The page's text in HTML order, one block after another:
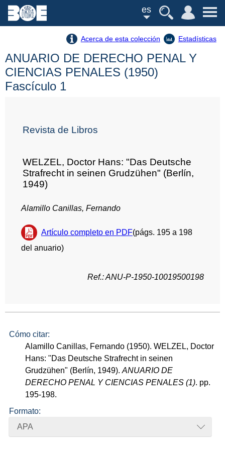
es
Acerca de esta colección Estadísticas
ANUARIO DE DERECHO PENAL Y
CIENCIAS PENALES (1950)
Fascículo 1
Revista de Libros
WELZEL, Doctor Hans: "Das Deutsche
Strafrecht in seinen Grudzühen" (Berlín,
1949)
Alamillo Canillas, Fernando
Artículo completo en PDF(págs. 195 a 198
del anuario)
Ref.: ANU-P-1950-10019500198
Cómo citar:
Alamillo Canillas, Fernando (1950). WELZEL, Doctor
Hans: "Das Deutsche Strafrecht in seinen
Grudzühen" (Berlín, 1949).ANUARIO DE
DERECHO PENAL Y CIENCIAS PENALES (1). pp.
195-198.
Formato:
APA